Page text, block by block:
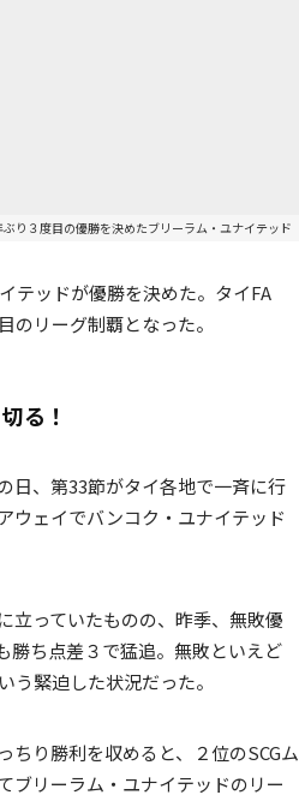
ぶり３度目の優勝を決めたブリーラム・ユナイテッド
テッドが優勝を決めた。タイFA
リーグ制覇となった。
る！
日、第33節がタイ各地で一斉に行
ウェイでバンコク・ユナイテッド
立っていたものの、昨季、無敗優
勝ち点差３で猛追。無敗といえど
緊迫した状況だった。
り勝利を収めると、２位のSCGム
ブリーラム・ユナイテッドのリー